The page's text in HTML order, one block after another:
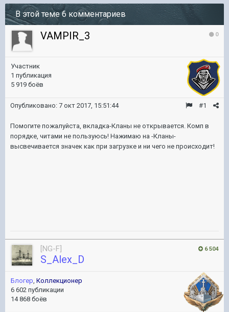
В этой теме 6 комментариев
0
VAMPIR_3
Участник
1 публикация
5 919 боёв
#1
Опубликовано: 7 окт 2017, 15:51:44
Помогите пожалуйста, вкладка-Кланы не открывается. Комп в
порядке, читами не пользуюсь! Нажимаю на -Кланы-
высвечивается значек как при загрузке и ни чего не происходит!
6 504
[NG-F]
S_Alex_D
Блогер Коллекционер
6 602 публикации
14 868 боёв